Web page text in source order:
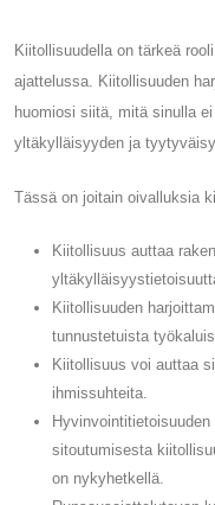
Kiitollisuudella on tärkeä
ajattelussa. Kiitollisuuden
huomiosi siitä, mitä sinulla
yltäkylläisyyden ja
Tässä on joitain oivalluksia
Kiitollisuus auttaa
Kiitollisuuden
tunnustetuista
Kiitollisuus voi auttaa
ihmissuhteita.
sitoutumisesta
on nykyhetkellä.